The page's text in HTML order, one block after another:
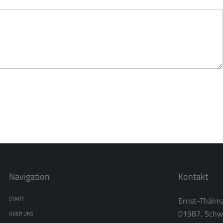
Navigation
START
ÜBER UNS
Kontakt
Ernst-
01987,